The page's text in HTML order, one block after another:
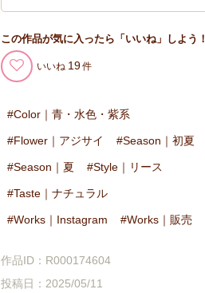
この作品が気に入ったら「いいね」しよう！
いいね 19
Color｜青・水色・紫系
Flower｜アジサイ Season｜初夏
Season｜夏 Style｜リース
Taste｜ナチュラル
Works｜Instagram Works｜販売
作品ID：R000174604
投稿日：2025/05/11